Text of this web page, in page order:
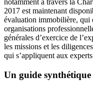
2017 est maintenant
évaluation immobilière, qui
organisations
générales d’exercice de
les missions et les
qui s’appliquent aux
Un guide